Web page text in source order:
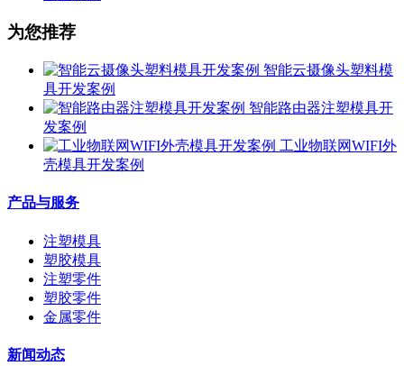
为您推荐
智能云摄像头塑料模
具开发案例
智能路由器注塑模具开
发案例
工业物联网WIFI外
壳模具开发案例
产品与服务
注塑模具
塑胶模具
注塑零件
塑胶零件
金属零件
新闻动态